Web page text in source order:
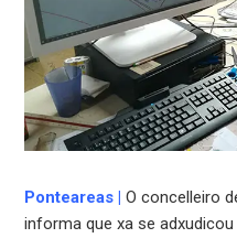
Ponteareas | O concelleiro
informa que xa se